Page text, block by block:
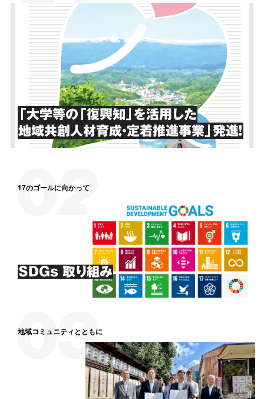
「大学等の「復興知」を活用した
地域共創人材育成・定着推進事業」発進！
17のゴールに向かって
SDGs 取り組み
地域コミュニティとともに